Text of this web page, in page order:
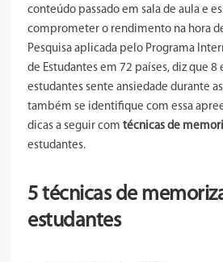
conteúdo passado em sala de aula e
comprometer o rendimento na hora
Pesquisa aplicada pelo Programa
de Estudantes em 72 países, diz que 8
estudantes sente ansiedade durante
também se identifique com essa
dicas a seguir com técnicas de
estudantes.
5 técnicas de
estudantes